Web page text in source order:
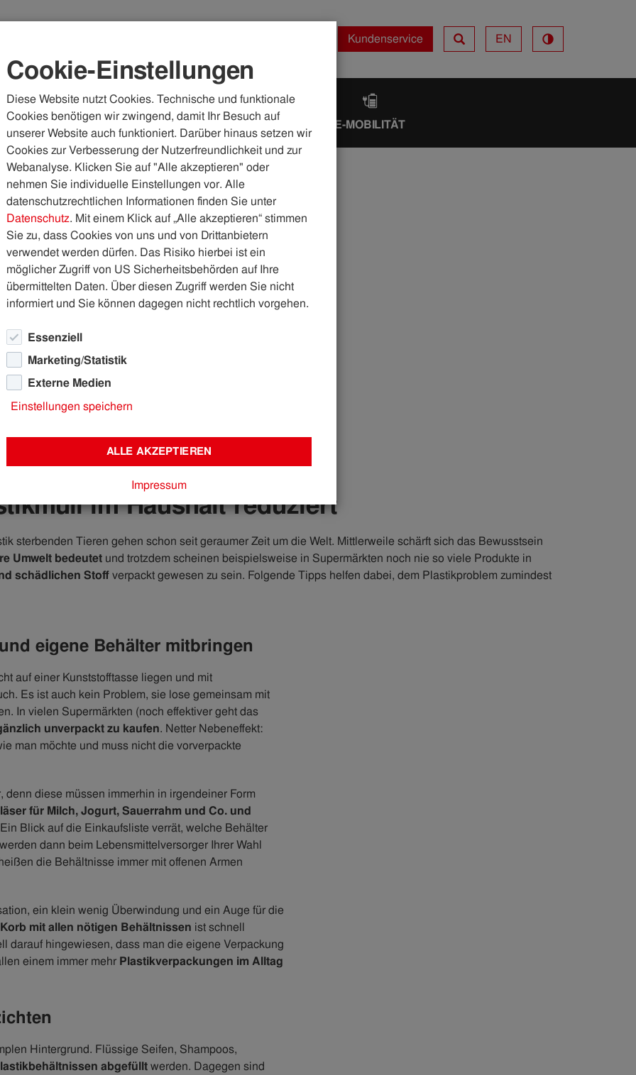
Kundenservice EN
WASSER & ABWASSER KÄLTE & WÄRME PHOTOVOLTAIK E-MOBILITÄT
Plastikmüll: 7 Tipps, wie man Plastik reduziert | IKB
im Haushalt reduziert
sterbenden Tieren gehen schon seit geraumer Zeit um die Welt. Mittlerweile schärft sich das Bewusstsein
Umwelt bedeutet und trotzdem scheinen beispielsweise in Supermärkten noch nie so viele Produkte in
schädlichen Stoffverpackt gewesen zu sein. Folgende Tipps helfen dabei, dem Plastikproblem zumindest
eigene Behälter mitbringen
auf einer Kunststofftasse liegen und mit
Es ist auch kein Problem, sie lose gemeinsam mit
In vielen Supermärkten (noch effektiver geht das
unverpackt zu kaufen. Netter Nebeneffekt:
man möchte und muss nicht die vorverpackte
diese müssen immerhin in irgendeiner Form
für Milch, Jogurt, Sauerrahm und Co. und
Blick auf die Einkaufsliste verrät, welche Behälter
dann beim Lebensmittelversorger Ihrer Wahl
die Behältnisse immer mit offenen Armen
ein klein wenig Überwindung und ein Auge für die
mit allen nötigen Behältnissen ist schnell
darauf hingewiesen, dass man die eigene Verpackung
einem immer mehr Plastikverpackungen im Alltag
Hintergrund. Flüssige Seifen, Shampoos,
abgefülltwerden. Dagegen sind
Cookie-Einstellungen
Diese Website nutzt Cookies. Technische und funktionale
Cookies benötigen wir zwingend, damit Ihr Besuch auf
unserer Website auch funktioniert. Darüber hinaus setzen wir
Cookies zur Verbesserung der Nutzerfreundlichkeit und zur
Webanalyse. Klicken Sie auf "Alle akzeptieren" oder
nehmen Sie individuelle Einstellungen vor. Alle
datenschutzrechtlichen Informationen finden Sie unter
Datenschutz. Mit einem Klick auf „Alle akzeptieren“ stimmen
Sie zu, dass Cookies von uns und von Drittanbietern
verwendet werden dürfen. Das Risiko hierbei ist ein
möglicher Zugriff von US Sicherheitsbehörden auf Ihre
übermittelten Daten. Über diesen Zugriff werden Sie nicht
informiert und Sie können dagegen nicht rechtlich vorgehen.
Essenziell
Marketing/Statistik
Externe Medien
Einstellungen speichern
ALLE AKZEPTIEREN
Impressum